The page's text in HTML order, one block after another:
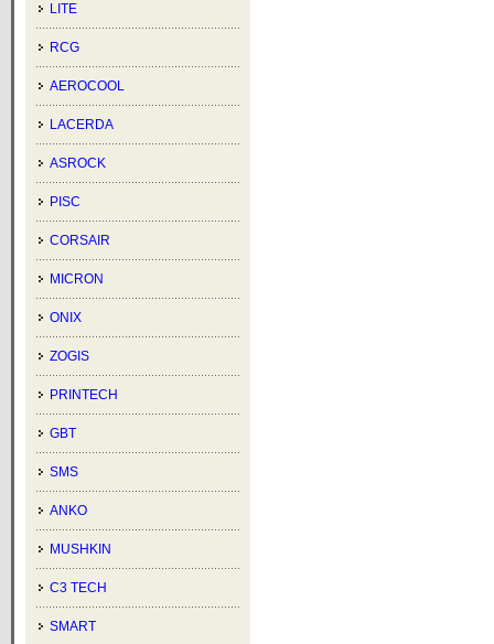
LITE
RCG
AEROCOOL
LACERDA
ASROCK
PISC
CORSAIR
MICRON
ONIX
ZOGIS
PRINTECH
GBT
SMS
ANKO
MUSHKIN
C3 TECH
SMART